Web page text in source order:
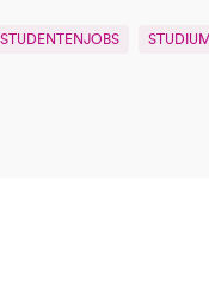
STUDENTENJOBS STUDIUM